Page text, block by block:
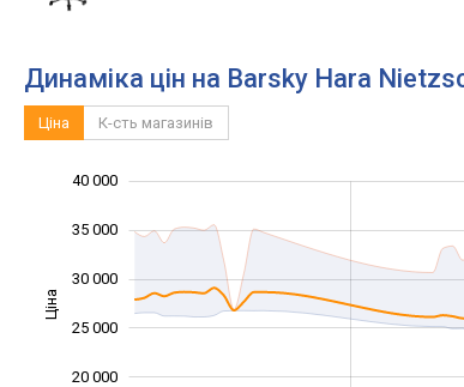
Динаміка цін на Barsky Hara
Ціна К-сть магазинів
Ціна
20 000
25 000
30 000
35 000
40 000